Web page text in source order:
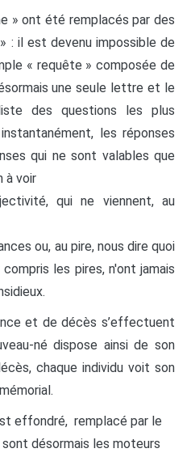
» ont été remplacés par des
: il est devenu impossible de
« requête » composée de
une seule lettre et le
des questions les plus
les réponses
qui ne sont valables que
à voir
qui ne viennent, au
ou, au pire, nous dire quoi
les pires, n'ont jamais
et de décès s’effectuent
né dispose ainsi de son
chaque individu voit son
effondré, remplacé par le
désormais les moteurs